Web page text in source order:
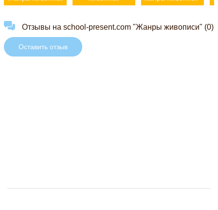
Отзывы на school-present.com "Жанры живописи" (0)
Оставить отзыв